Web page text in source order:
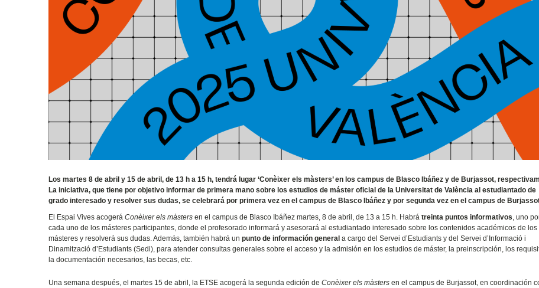
Los martes 8 de abril y 15 de abril, de 13 h a 15 h, tendrá lugar ‘Conèixer els màsters’ en los campus de Blasco Ibáñez y de Burjassot,
La iniciativa, que tiene por objetivo informar de primera mano sobre los estudios de máster oficial de la Universitat de València al estudiantado de
grado interesado y resolver sus dudas, se celebrará por primera vez en el campus de Blasco Ibáñez y por segunda vez en el campus de
El Espai Vives acogeráConèixer els màsters en el campus de Blasco Ibáñez martes, 8 de abril, de 13 a 15 h. Habrátreinta puntos informativos, uno
cada uno de los másteres participantes, donde el profesorado informará y asesorará al estudiantado interesado sobre los contenidos académicos de los
másteres y resolverá sus dudas. Además, también habrá unpunto de información general a cargo del Servei d’Estudiants y del Servei d’Informació i
Dinamització d’Estudiants (Sedi), para atender consultas generales sobre el acceso y la admisión en los estudios de máster, la preinscripción, los
la documentación necesarios, las becas, etc.
Una semana después, el martes 15 de abril, la ETSE acogerá la segunda edición deConèixer els màsters en el campus de Burjassot, en coordinación